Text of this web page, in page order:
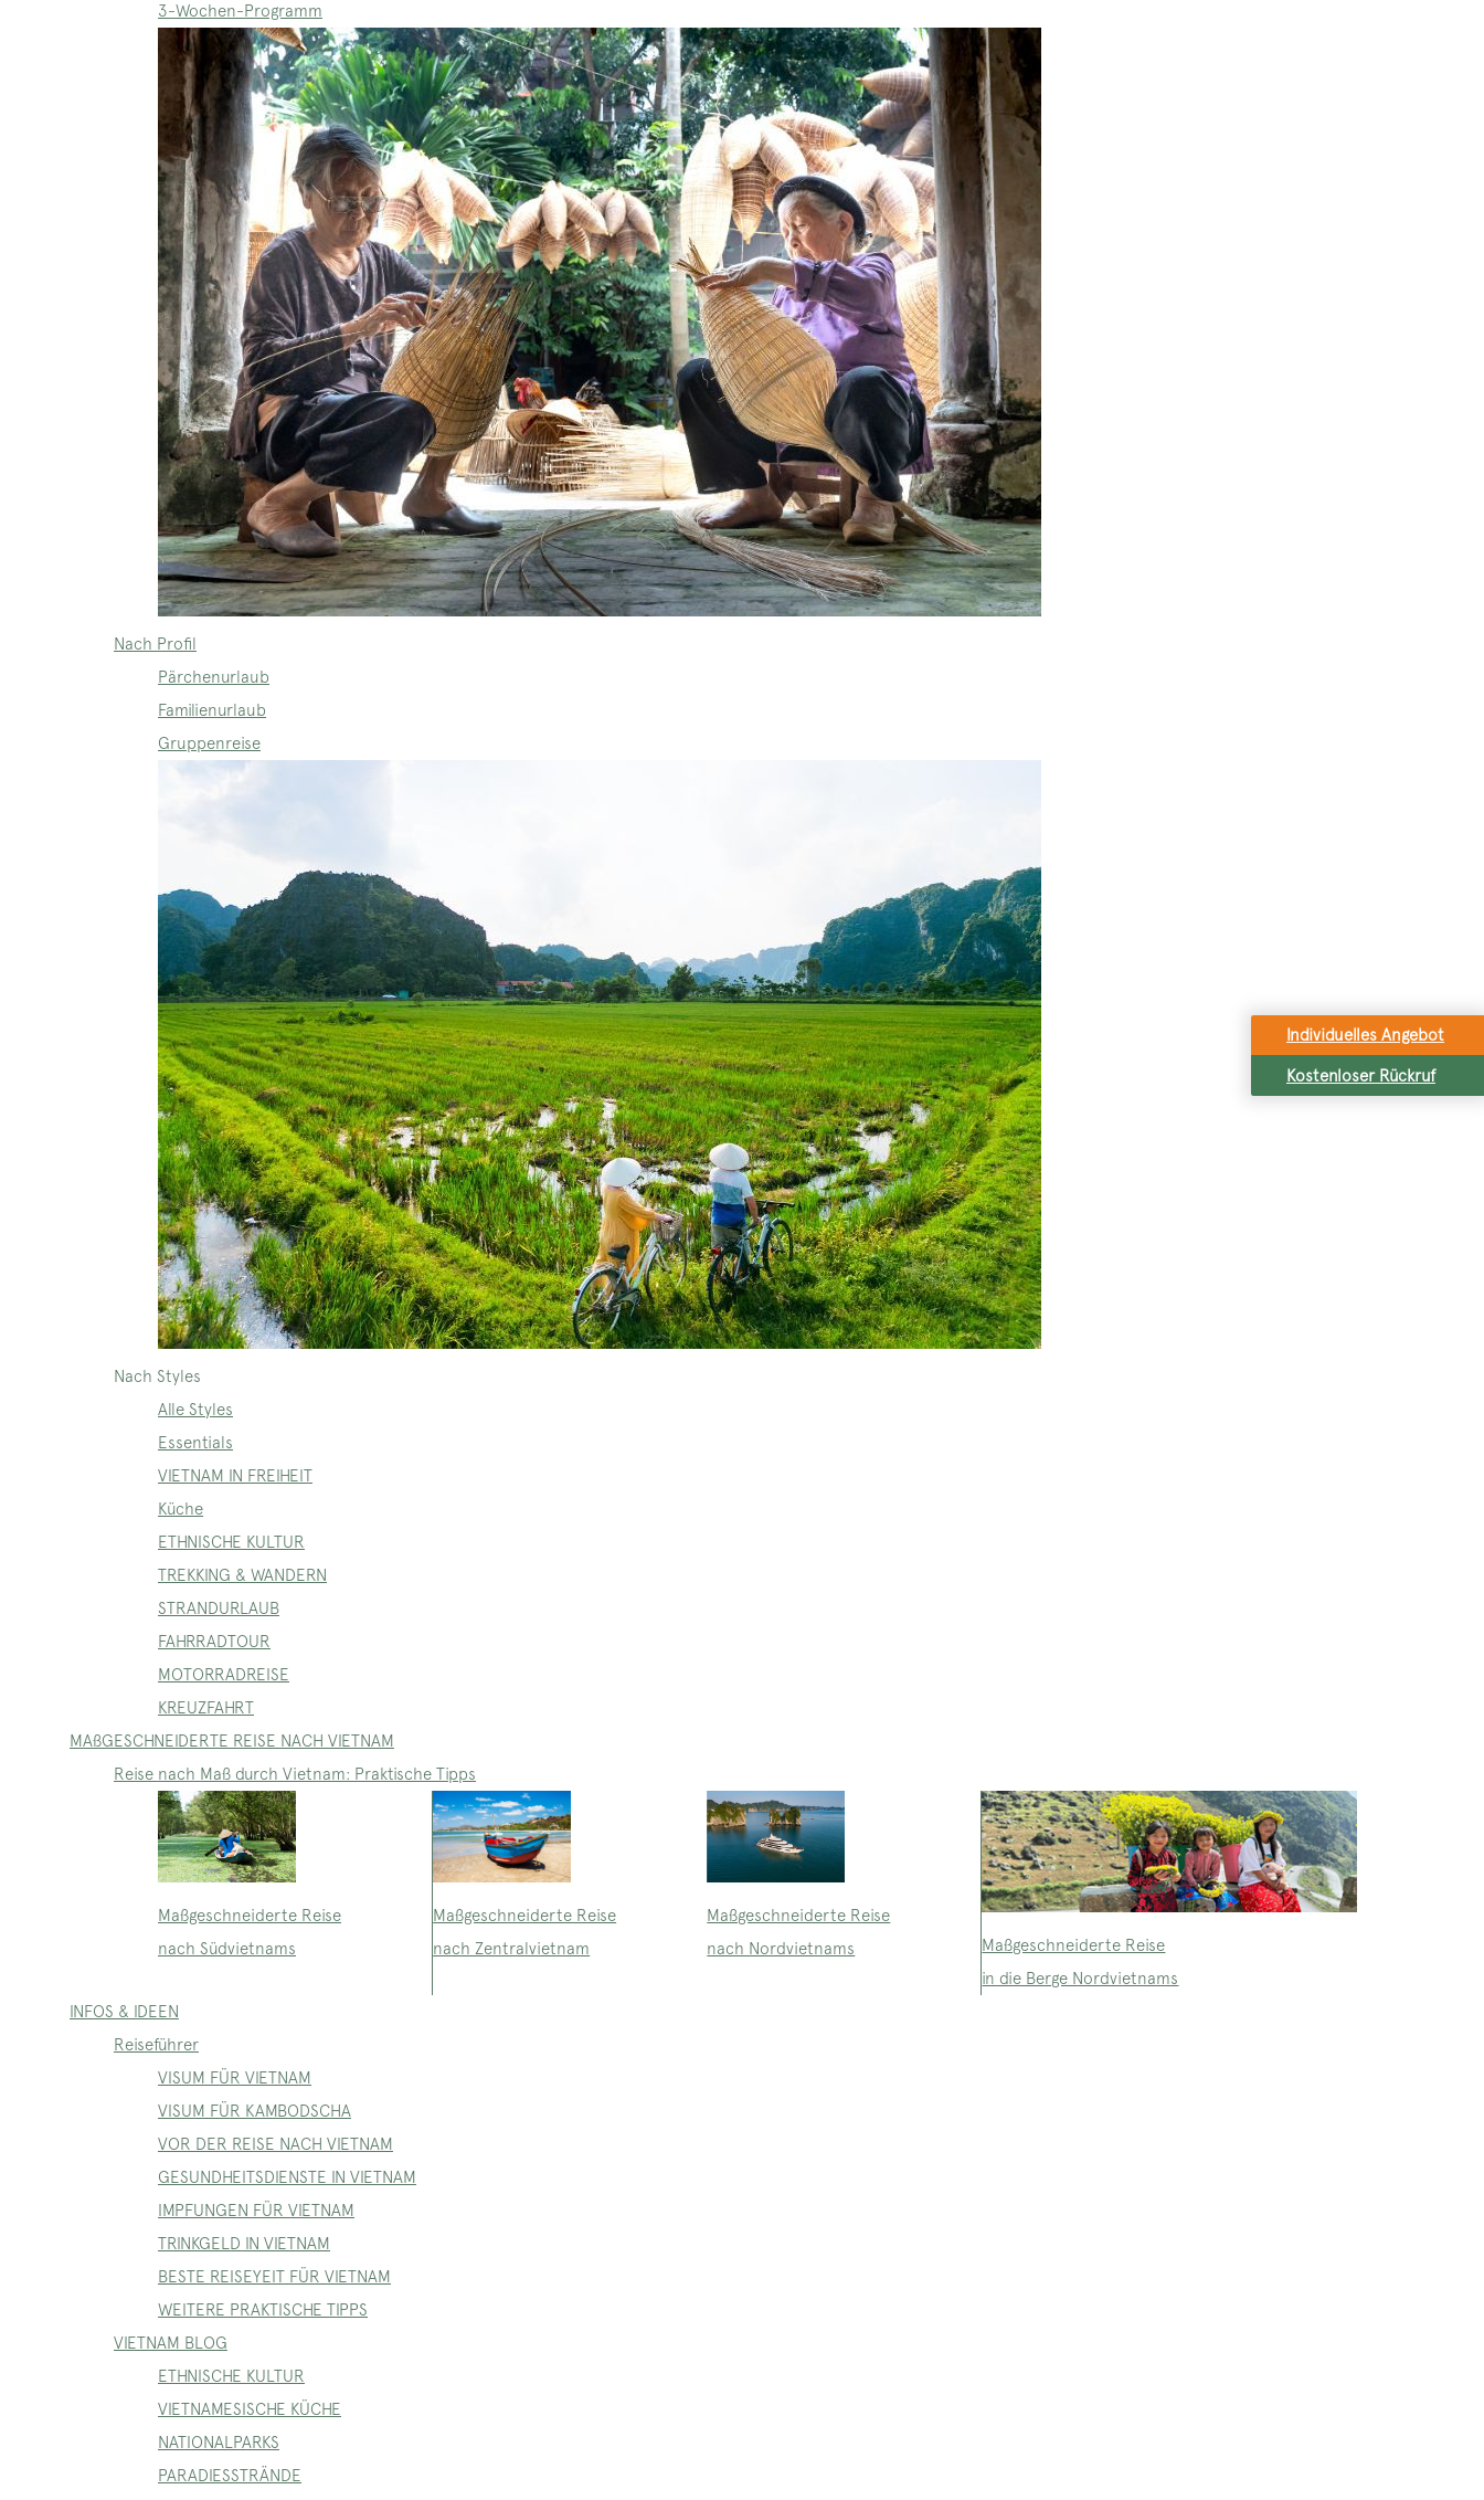
3-Wochen-Programm
Nach Profil
Pärchenurlaub
Familienurlaub
Gruppenreise
Nach Styles
Alle Styles
Essentials
VIETNAM IN FREIHEIT
Küche
ETHNISCHE KULTUR
TREKKING & WANDERN
STRANDURLAUB
FAHRRADTOUR
MOTORRADREISE
KREUZFAHRT
MAßGESCHNEIDERTE REISE NACH VIETNAM
Reise nach Maß durch Vietnam: Praktische Tipps
Maßgeschneiderte Reise
nach Südvietnams
Maßgeschneiderte Reise
nach Zentralvietnam
Maßgeschneiderte Reise
nach Nordvietnams
Maßgeschneiderte Reise
in die Berge Nordvietnams
INFOS & IDEEN
Reiseführer
VISUM FÜR VIETNAM
VISUM FÜR KAMBODSCHA
VOR DER REISE NACH VIETNAM
GESUNDHEITSDIENSTE IN VIETNAM
IMPFUNGEN FÜR VIETNAM
TRINKGELD IN VIETNAM
BESTE REISEYEIT FÜR VIETNAM
WEITERE PRAKTISCHE TIPPS
VIETNAM BLOG
ETHNISCHE KULTUR
VIETNAMESISCHE KÜCHE
NATIONALPARKS
PARADIESSTRÄNDE
Individuelles Angebot
Kostenloser Rückruf